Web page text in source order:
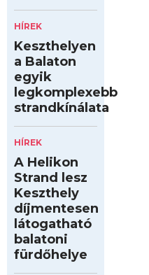
HÍREK
Keszthelyen
a Balaton
egyik
legkomplexebb
strandkínálata
HÍREK
A Helikon
Strand lesz
Keszthely
díjmentesen
látogatható
balatoni
fürdőhelye